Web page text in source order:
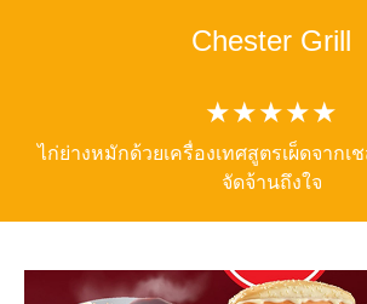
Chester Grill
★★★★★
ไก่ย่างหมักด้วยเครื่องเทศสูตรเผ็ดจากเ
จัดจ้านถึงใจ